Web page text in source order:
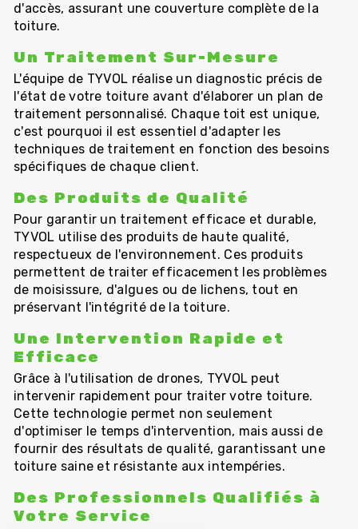
d'accès, assurant une couverture complète de la
toiture.
Un Traitement Sur-Mesure
L'équipe de TYVOL réalise un diagnostic précis de
l'état de votre toiture avant d'élaborer un plan de
traitement personnalisé. Chaque toit est unique,
c'est pourquoi il est essentiel d'adapter les
techniques de traitement en fonction des besoins
spécifiques de chaque client.
Des Produits de Qualité
Pour garantir un traitement efficace et durable,
TYVOL utilise des produits de haute qualité,
respectueux de l'environnement. Ces produits
permettent de traiter efficacement les problèmes
de moisissure, d'algues ou de lichens, tout en
préservant l'intégrité de la toiture.
Une Intervention Rapide et
Efficace
Grâce à l'utilisation de drones, TYVOL peut
intervenir rapidement pour traiter votre toiture.
Cette technologie permet non seulement
d'optimiser le temps d'intervention, mais aussi de
fournir des résultats de qualité, garantissant une
toiture saine et résistante aux intempéries.
Des Professionnels Qualifiés à
Votre Service